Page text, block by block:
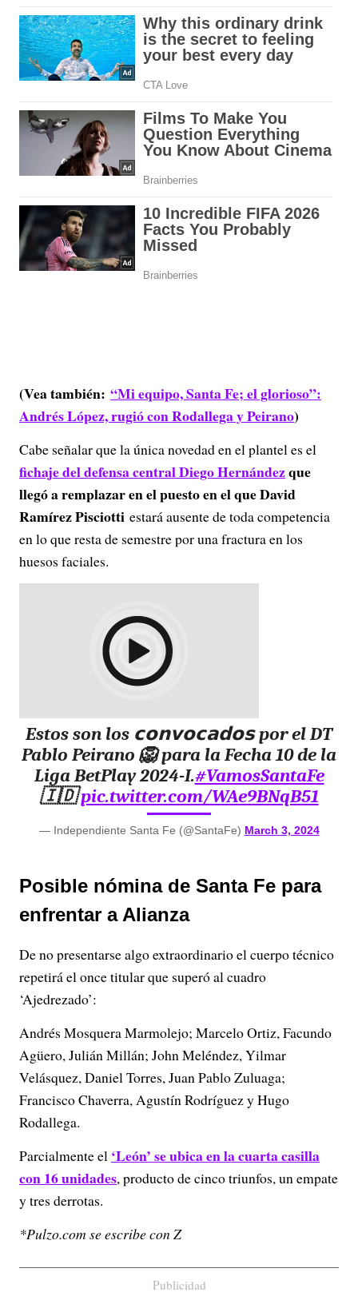
(Vea también: “Mi equipo, Santa Fe; el glorioso”:
Andrés López, rugió con Rodallega y Peirano)
Cabe señalar que la única novedad en el plantel es el
fichaje del defensa central Diego Hernándezque
llegó a remplazar en el puesto en el que David
Ramírez Pisciotti estará ausente de toda competencia
en lo que resta de semestre por una fractura en los
huesos faciales.
Estos son los 𝗰𝗼𝗻𝘃𝗼𝗰𝗮𝗱𝗼𝘀 por el DT
Pablo Peirano 🦁 para la Fecha 10 de la
Liga BetPlay 2024-I.#VamosSantaFe
🇮🇩pic.twitter.com/WAe9BNqB51
— Independiente Santa Fe (@SantaFe) March 3, 2024
Posible nómina de Santa Fe para
enfrentar a Alianza
De no presentarse algo extraordinario el cuerpo técnico
repetirá el once titular que superó al cuadro
‘Ajedrezado’:
Andrés Mosquera Marmolejo; Marcelo Ortiz, Facundo
Agüero, Julián Millán; John Meléndez, Yilmar
Velásquez, Daniel Torres, Juan Pablo Zuluaga;
Francisco Chaverra, Agustín Rodríguez y Hugo
Rodallega.
Parcialmente el ‘León’ se ubica en la cuarta casilla
con 16 unidades, producto de cinco triunfos, un empate
y tres derrotas.
*Pulzo.com se escribe con Z
Publicidad